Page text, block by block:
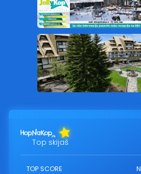
Top skijaš
TOP SCORE